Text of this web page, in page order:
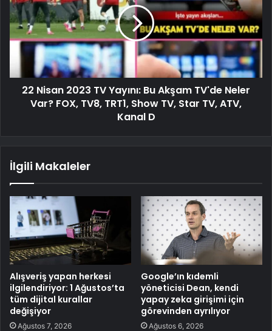
22 Nisan 2023 TV Yayını: Bu Akşam TV'de Neler
Var? FOX, TV8, TRT1, Show TV, Star TV, ATV,
Kanal D
İlgili Makaleler
Alışveriş yapan herkesi
ilgilendiriyor: 1 Ağustos’ta
tüm dijital kurallar
değişiyor
Ağustos 7, 2026
Google’ın kıdemli
yöneticisi Dean, kendi
yapay zeka girişimi için
görevinden ayrılıyor
Ağustos 6, 2026